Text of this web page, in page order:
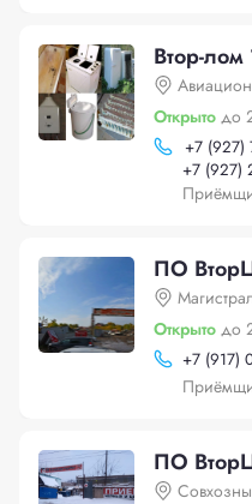
Втор-
Открыто до
+7 (927)
+7 (927)
ПО
Открыто до
+7 (917)
ПО